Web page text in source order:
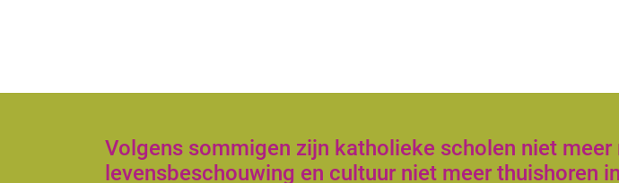
Volgens sommigen zijn katholieke scholen niet
levensbeschouwing en cultuur niet meer thuishoren